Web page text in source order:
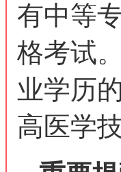
有中等
格考试
业学历
高医学